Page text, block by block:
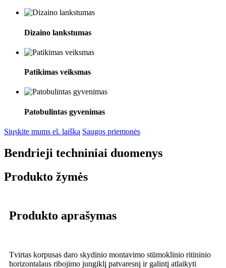
Dizaino lankstumas
Patikimas veiksmas
Patobulintas gyvenimas
Siųskite mums el. laišką Saugos priemonės
Bendrieji techniniai duomenys
Produkto žymės
Produkto aprašymas
Tvirtas korpusas daro skydinio montavimo stūmoklinio ritininio
horizontalaus ribojimo jungiklį patvaresnį ir galintį atlaikyti